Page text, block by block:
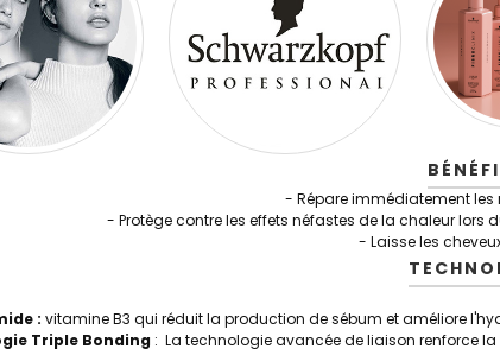
- Répare immédiatement
- Protège contre les effets néfastes de la chaleur lors
- Laisse les
: vitamine B3 qui réduit la production de sébum et améliore
Triple Bonding : La technologie avancée de liaison renforce